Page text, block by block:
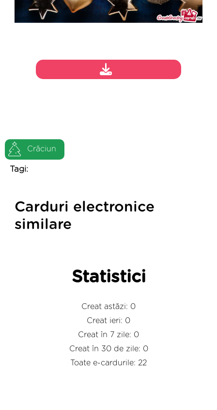
Crăciun
Tagi:
Carduri electronice
similare
Statistici
Creat astăzi: 0
Creat ieri: 0
Creat în 7 zile: 0
Creat în 30 de zile: 0
Toate e-cardurile: 22